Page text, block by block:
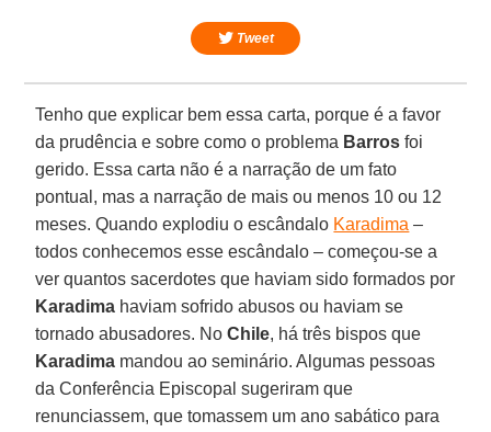
Tweet
Tenho que explicar bem essa carta, porque é a favor
da prudência e sobre como o problema Barros foi
gerido. Essa carta não é a narração de um fato
pontual, mas a narração de mais ou menos 10 ou 12
meses. Quando explodiu o escândalo Karadima –
todos conhecemos esse escândalo – começou-se a
ver quantos sacerdotes que haviam sido formados por
Karadima haviam sofrido abusos ou haviam se
tornado abusadores. NoChile, há três bispos que
Karadima mandou ao seminário. Algumas pessoas
da Conferência Episcopal sugeriram que
renunciassem, que tomassem um ano sabático para